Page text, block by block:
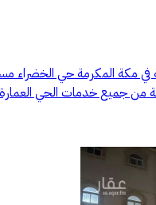
من جميع خدمات الحي